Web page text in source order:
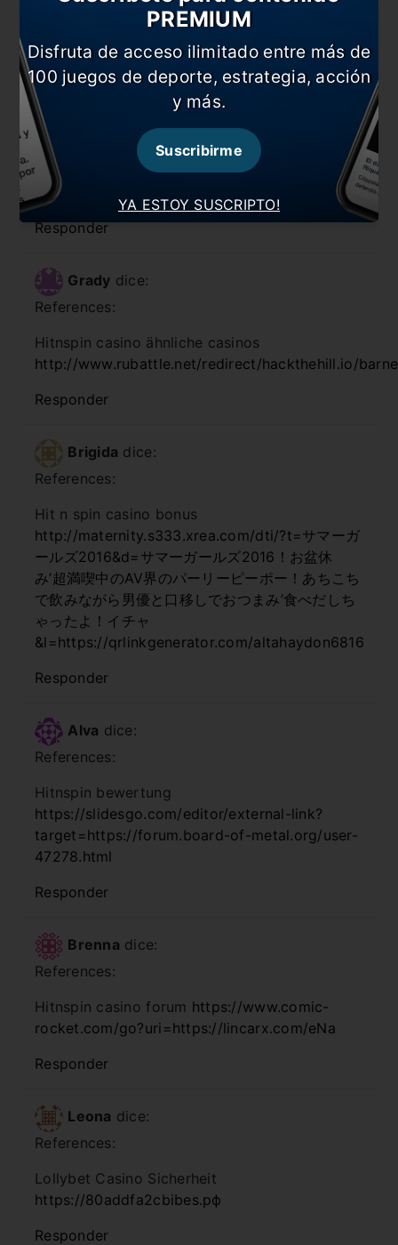
url=https://de.trustpilot.com/review/der-
wikinger-shop.de
Responder
dice:
References:
Hitnspin willkommensbonus
Responder
Grady dice:
References:
Hitnspin casino ähnliche casinos
http://www.rubattle.net/redirect/hackthehill.io/
Responder
Brigida dice:
References:
Hit n spin casino bonus
http://maternity.s333.xrea.com/dti/?t=サマーガ
ールズ2016&d=サマーガールズ2016！お盆休
み’超満喫中のAV界のパーリーピーポー！あちこち
で飲みながら男優と口移しでおつまみ’食べだしち
ゃったよ！イチャ
&l=https://qrlinkgenerator.com/altahaydon6816
Responder
Alva dice:
References:
Hitnspin bewertung
https://slidesgo.com/editor/external-link?
target=https://forum.board-of-metal.org/user-
47278.html
Responder
Brenna dice:
References:
Hitnspin casino forum https://www.comic-
rocket.com/go?uri=https://lincarx.com/eNa
Responder
Leona dice:
References:
Lollybet Casino Sicherheit
https://80addfa2cbibes.рф
Responder
YA ESTOY SUSCRIPTO!
PREMIUM
Disfruta de acceso ilimitado entre más de
100 juegos de deporte, estrategia, acción
y más.
Suscribirme